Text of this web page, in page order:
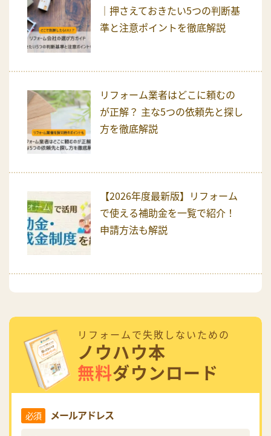
｜押さえておきたい5つの判断基
準と注意ポイントを徹底解説
リフォーム業者はどこに頼むの
が正解？ 主な5つの依頼先と探し
方を徹底解説
【2026年度最新版】リフォーム
で使える補助金を一覧で紹介！
申請方法も解説
リフォームで失敗しないための
ノウハウ本
無料ダウンロード
必須 メールアドレス